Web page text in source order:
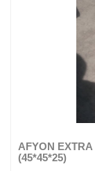
AFYON
(45*45*25)